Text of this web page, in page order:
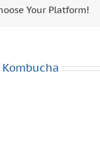
Your Platform!
Kombucha